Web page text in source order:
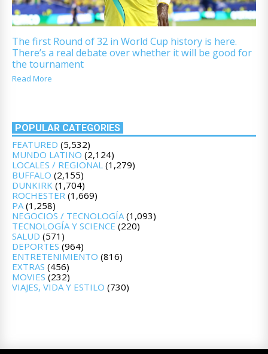
The first Round of 32 in World Cup history is here.
There’s a real debate over whether it will be good for
the tournament
Read More
POPULAR CATEGORIES
FEATURED (5,532)
MUNDO LATINO (2,124)
LOCALES / REGIONAL (1,279)
BUFFALO (2,155)
DUNKIRK (1,704)
ROCHESTER (1,669)
PA (1,258)
NEGOCIOS / TECNOLOGÍA (1,093)
TECNOLOGÍA Y SCIENCE (220)
SALUD (571)
DEPORTES (964)
ENTRETENIMIENTO (816)
EXTRAS (456)
MOVIES (232)
VIAJES, VIDA Y ESTILO (730)